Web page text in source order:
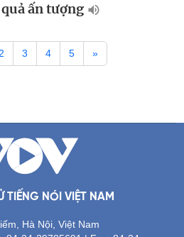
ấn tượng
3 4 5 »
TIẾNG NÓI VIỆT NAM
Hà Nội, Việt Nam